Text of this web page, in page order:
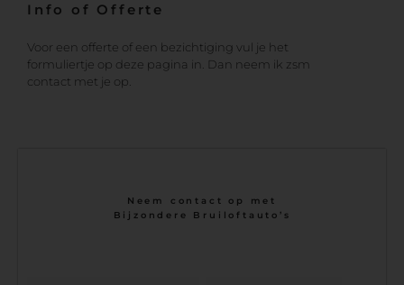
Info of Offerte
Voor een offerte of een bezichtiging vul je het
formuliertje op deze pagina in. Dan neem ik zsm
contact met je op.
Neem contact op met
Bijzondere Bruiloftauto’s